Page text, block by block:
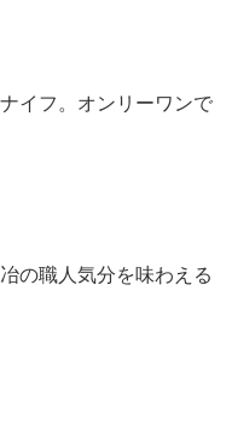
イフ。オンリーワンで
の職人気分を味わえる